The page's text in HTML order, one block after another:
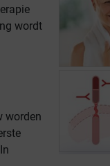
wordt
worden
HER2-